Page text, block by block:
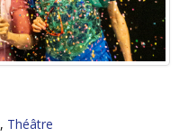
, Théâtre